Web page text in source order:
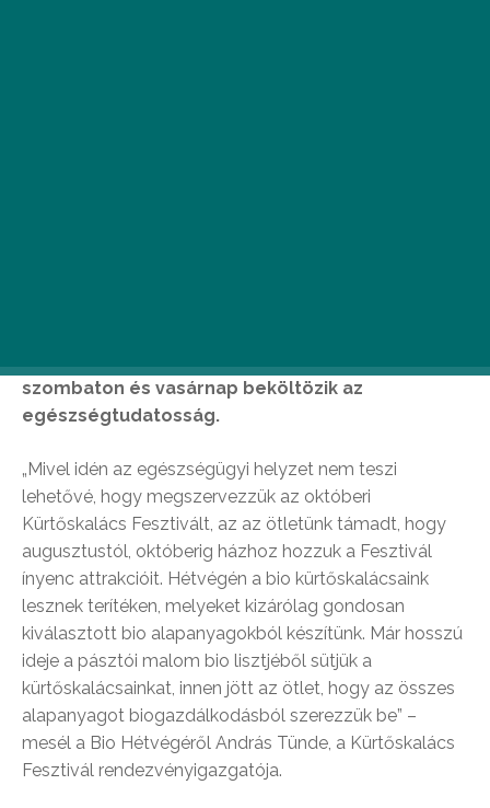
szombaton és vasárnap beköltözik az
egészségtudatosság.
„Mivel idén az egészségügyi helyzet nem teszi
lehetővé, hogy megszervezzük az októberi
Kürtőskalács Fesztivált, az az ötletünk támadt, hogy
augusztustól, októberig házhoz hozzuk a Fesztivál
ínyenc attrakcióit. Hétvégén a bio kürtőskalácsaink
lesznek terítéken, melyeket kizárólag gondosan
kiválasztott bio alapanyagokból készítünk. Már hosszú
ideje a pásztói malom bio lisztjéből sütjük a
kürtőskalácsainkat, innen jött az ötlet, hogy az összes
alapanyagot biogazdálkodásból szerezzük be” –
mesél a Bio Hétvégéről András Tünde, a Kürtőskalács
Fesztivál rendezvényigazgatója.